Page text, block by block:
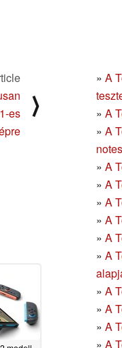
» A
» A
» A
» A
» A
» A
» A
» A
» A
» A
» A
» A
» A
es
⟩